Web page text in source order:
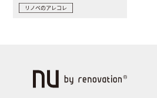
リノベのアレコレ